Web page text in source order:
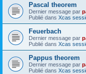
Pascal theorem
Dernier message par
Publié dans Xcas
Feuerbach
Dernier message par
Publié dans Xcas
Pappus theorem
Dernier message par
Publié dans Xcas